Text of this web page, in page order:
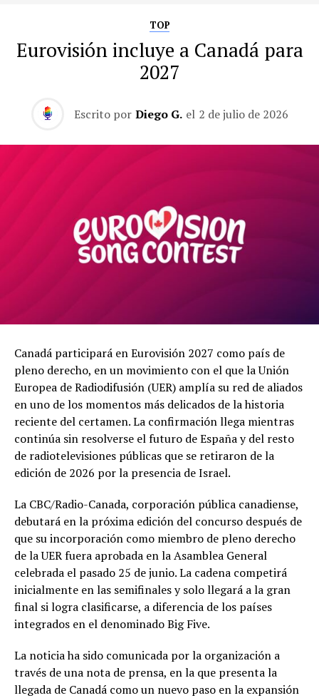
TOP
Eurovisión incluye a Canadá para
2027
Escrito por Diego G. el 2 de julio de 2026
Canadá participará en Eurovisión 2027 como país de
pleno derecho, en un movimiento con el que la Unión
Europea de Radiodifusión (UER) amplía su red de aliados
en uno de los momentos más delicados de la historia
reciente del certamen. La confirmación llega mientras
continúa sin resolverse el futuro de España y del resto
de radiotelevisiones públicas que se retiraron de la
edición de 2026 por la presencia de Israel.
La CBC/Radio-Canada, corporación pública canadiense,
debutará en la próxima edición del concurso después de
que su incorporación como miembro de pleno derecho
de la UER fuera aprobada en la Asamblea General
celebrada el pasado 25 de junio. La cadena competirá
inicialmente en las semifinales y solo llegará a la gran
final si logra clasificarse, a diferencia de los países
integrados en el denominado Big Five.
La noticia ha sido comunicada por la organización a
través de una nota de prensa, en la que presenta la
llegada de Canadá como un nuevo paso en la expansión